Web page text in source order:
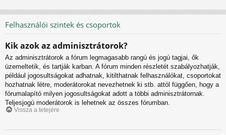
Felhasználói szintek és csoportok
Kik azok az adminisztrátorok?
Az adminisztrátorok a fórum legmagasabb rangú és jogú tagjai, ők
üzemeltetik, és tartják karban. A fórum minden részletét szabályozhatják,
például jogosultságokat adhatnak, kitilthatnak felhasználókat, csoportokat
hozhatnak létre, moderátorokat nevezhetnek ki stb. attól függően, hogy a
fórumalapító milyen jogosultságokat adott a többi adminisztrátornak.
Teljesjogú moderátorok is lehetnek az összes fórumban.
Vissza a tetejére